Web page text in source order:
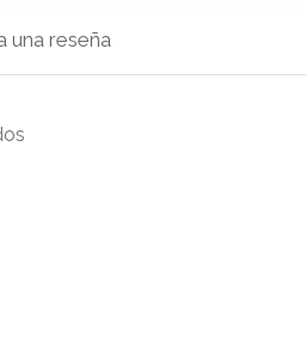
una reseña